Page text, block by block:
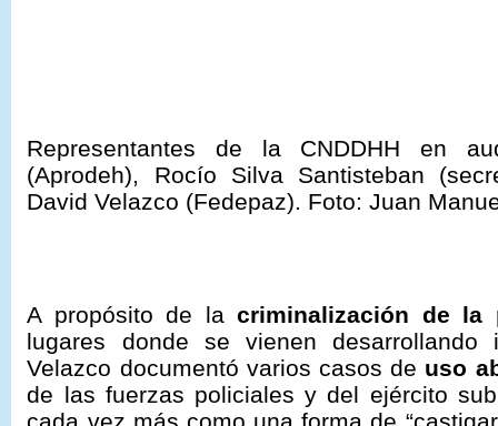
Representantes de la CNDDHH en
(Aprodeh), Rocío Silva Santisteban
David Velazco (Fedepaz). Foto: Juan
A propósito de lacriminalización de la
lugares donde se vienen desarrollando
Velazco documentó varios casos de uso
de las fuerzas policiales y del ejército
cada vez más como una forma de